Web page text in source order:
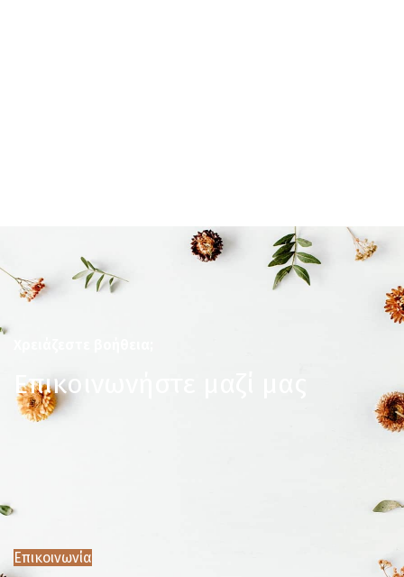
Επικοινωνήστε μαζί μας
Επικοινωνία